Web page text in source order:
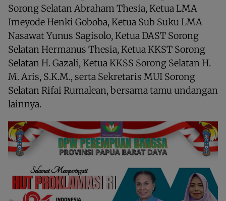
Sorong Selatan Abraham Thesia, Ketua LMA
Imeyode Henki Goboba, Ketua Sub Suku LMA
Nasawat Yunus Sagisolo, Ketua DAST Sorong
Selatan Hermanus Thesia, Ketua KKST Sorong
Selatan H. Gazali, Ketua KKSS Sorong Selatan H.
M. Aris, S.K.M., serta Sekretaris MUI Sorong
Selatan Rifai Rumalean, bersama tamu undangan
lainnya.